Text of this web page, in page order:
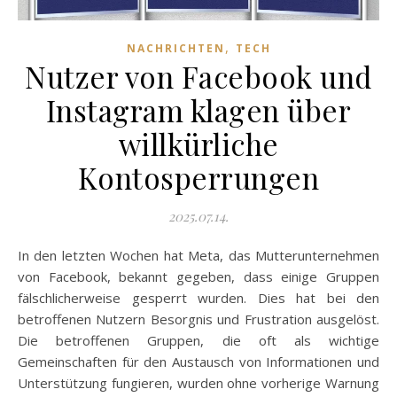
NACHRICHTEN , TECH
Nutzer von Facebook und
Instagram klagen über
willkürliche
Kontosperrungen
2025.07.14.
In den letzten Wochen hat Meta, das Mutterunternehmen
von Facebook, bekannt gegeben, dass einige Gruppen
fälschlicherweise gesperrt wurden. Dies hat bei den
betroffenen Nutzern Besorgnis und Frustration ausgelöst.
Die betroffenen Gruppen, die oft als wichtige
Gemeinschaften für den Austausch von Informationen und
Unterstützung fungieren, wurden ohne vorherige Warnung